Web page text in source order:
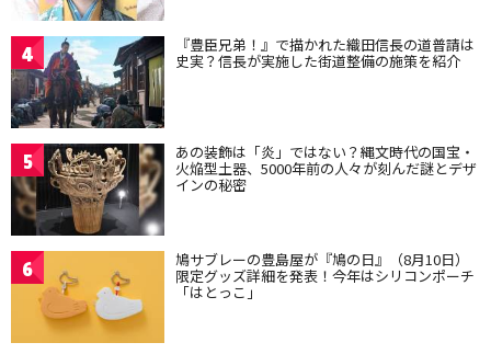
4 『豊臣兄弟！』で描かれた織田信長の道普請は
史実？信長が実施した街道整備の施策を紹介
5 あの装飾は「炎」ではない？縄文時代の国宝・
火焔型土器、5000年前の人々が刻んだ謎とデザ
インの秘密
6 鳩サブレーの豊島屋が『鳩の日』（8月10日）
限定グッズ詳細を発表！今年はシリコンポーチ
「はとっこ」